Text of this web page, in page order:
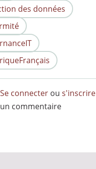
des données
Se connecter ous'inscrire
un commentaire